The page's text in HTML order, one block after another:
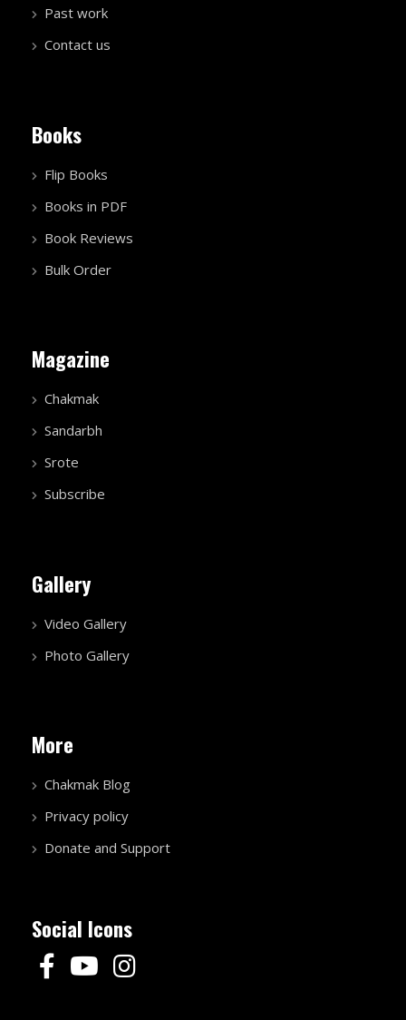
Past work
Contact us
Books
Flip Books
Books in PDF
Book Reviews
Bulk Order
Magazine
Chakmak
Sandarbh
Srote
Subscribe
Gallery
Video Gallery
Photo Gallery
More
Chakmak Blog
Privacy policy
Donate and Support
Social Icons